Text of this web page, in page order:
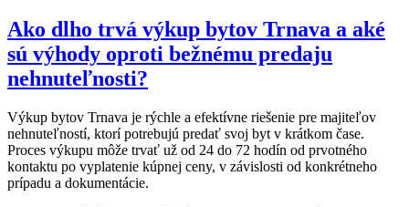
Ako dlho trvá výkup bytov Trnava a aké
sú výhody oproti bežnému predaju
nehnuteľnosti?
Výkup bytov Trnava je rýchle a efektívne riešenie pre majiteľov
nehnuteľností, ktorí potrebujú predať svoj byt v krátkom čase.
Proces výkupu môže trvať už od 24 do 72 hodín od prvotného
kontaktu po vyplatenie kúpnej ceny, v závislosti od konkrétneho
prípadu a dokumentácie.